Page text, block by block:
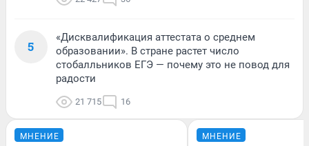
5
«Дисквалификация аттестата о среднем
образовании». В стране растет число
стобалльников ЕГЭ — почему это не повод для
радости
21 715 16
МНЕНИЕ МНЕНИЕ